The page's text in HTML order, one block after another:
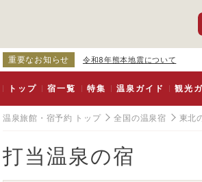
重要なお知らせ 令和8年熊本地震について
トップ 宿一覧 特集 温泉ガイド 観光
温泉旅館・宿予約 トップ 全国の温泉宿 東北
打当温泉の宿